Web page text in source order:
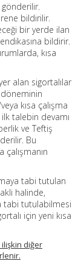
bildirilir.
bir yerde ilan
bildirir.
kısa
alan sigortalılar
döneminin
kısa çalışma
talebin devamı
ve Teftiş
Bu
tabi tutulan
halinde,
tabi tutulabilmesi
için yeni kısa
ilişkin diğer